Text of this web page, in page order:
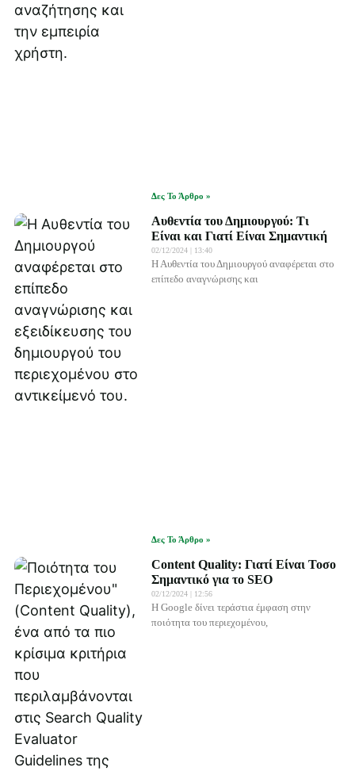
Δες Το Άρθρο »
Αυθεντία του Δημιουργού: Τι
Είναι και Γιατί Είναι Σημαντική
02/12/2024 13:40
Η Αυθεντία του Δημιουργού αναφέρεται στο
επίπεδο αναγνώρισης και
Δες Το Άρθρο »
Content Quality: Γιατί Είναι Τοσο
Σημαντικό για το SEO
02/12/2024 12:56
Η Google δίνει τεράστια έμφαση στην
ποιότητα του περιεχομένου,